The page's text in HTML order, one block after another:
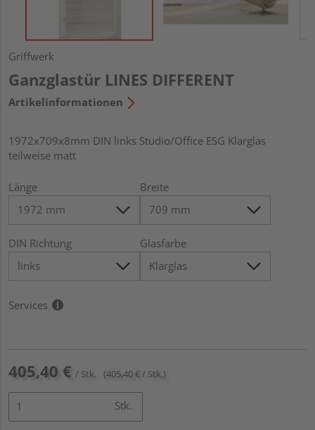
Griffwerk
Ganzglastür LINES DIFFERENT
Artikelinformationen
1972x709x8mm DIN links Studio/Office ESG Klarglas
teilweise matt
Länge Breite
DIN Richtung Glasfarbe
Services
405,40 € / Stk. (405,40 € / Stk.)
Stk.